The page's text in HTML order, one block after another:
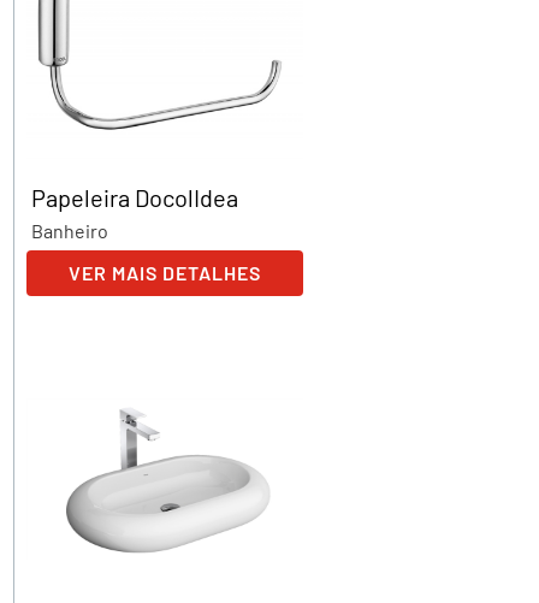
Papeleira DocolIdea
Banheiro
VER MAIS DETALHES